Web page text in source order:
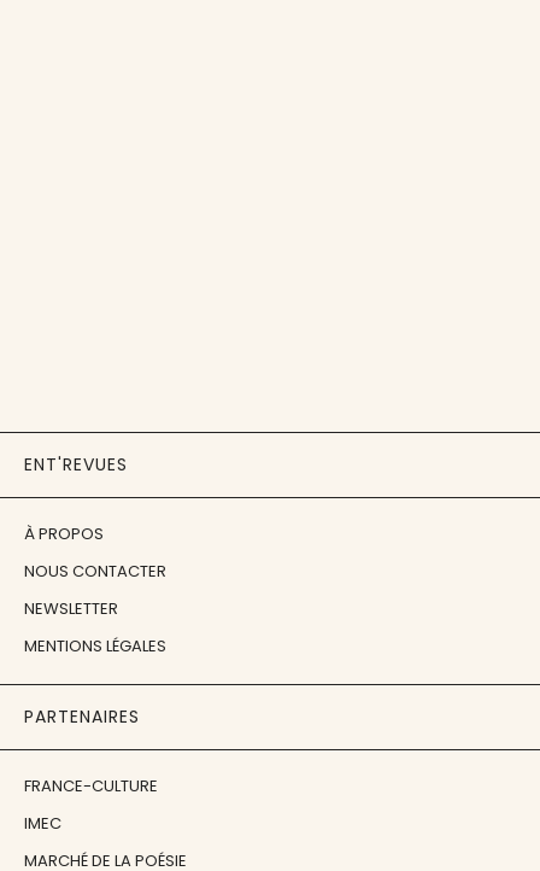
ENT'REVUES
À PROPOS
NOUS CONTACTER
NEWSLETTER
MENTIONS LÉGALES
PARTENAIRES
FRANCE-CULTURE
IMEC
MARCHÉ DE LA POÉSIE